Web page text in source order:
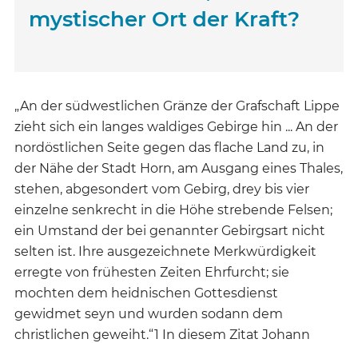
mystischer Ort der Kraft?
„An der südwestlichen Gränze der Grafschaft Lippe
zieht sich ein langes waldiges Gebirge hin ... An der
nordöstlichen Seite gegen das flache Land zu, in
der Nähe der Stadt Horn, am Ausgang eines Thales,
stehen, abgesondert vom Gebirg, drey bis vier
einzelne senkrecht in die Höhe strebende Felsen;
ein Umstand der bei genannter Gebirgsart nicht
selten ist. Ihre ausgezeichnete Merkwürdigkeit
erregte von frühesten Zeiten Ehrfurcht; sie
mochten dem heidnischen Gottesdienst
gewidmet seyn und wurden sodann dem
christlichen geweiht.“1 In diesem Zitat Johann